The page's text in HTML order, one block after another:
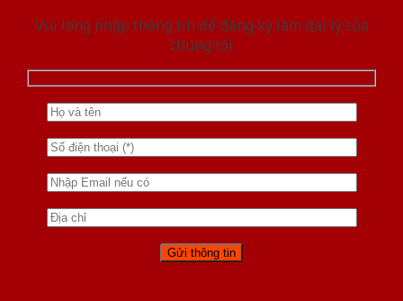
Vui lòng nhập thông tin để đăng ký làm đại lý của
chúng tôi